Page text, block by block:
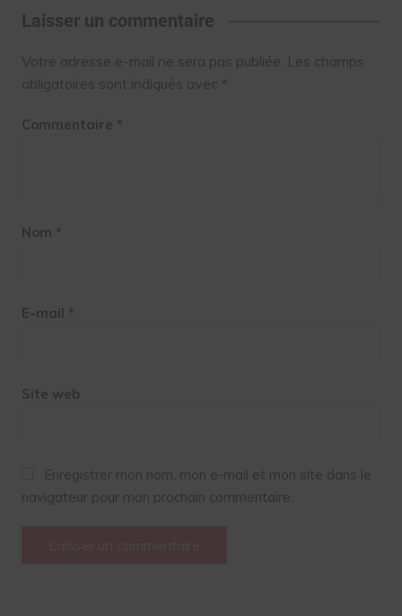
Laisser un commentaire
Votre adresse e-mail ne sera pas publiée. Les champs
obligatoires sont indiqués avec *
Commentaire *
Nom *
E-mail *
Site web
Enregistrer mon nom, mon e-mail et mon site dans le
navigateur pour mon prochain commentaire.